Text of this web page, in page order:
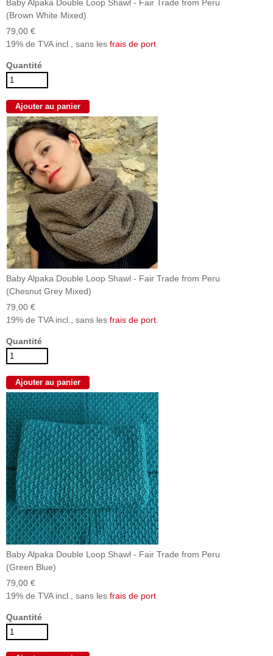
Baby Alpaka Double Loop Shawl - Fair Trade from Peru
(Brown White Mixed)
79,00 €
19% de TVA incl., sans les frais de port
Quantité
Baby Alpaka Double Loop Shawl - Fair Trade from Peru
(Chesnut Grey Mixed)
79,00 €
19% de TVA incl., sans les frais de port
Quantité
Baby Alpaka Double Loop Shawl - Fair Trade from Peru
(Green Blue)
79,00 €
19% de TVA incl., sans les frais de port
Quantité